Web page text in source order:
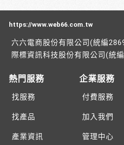
https://www.web66.com.tw
六六電商股份有限公司(統編
際標資訊科技股份有限公司(統
熱門服務
找服務
找產品
產業資訊
企業服務
付費服務
加入我們
管理中心